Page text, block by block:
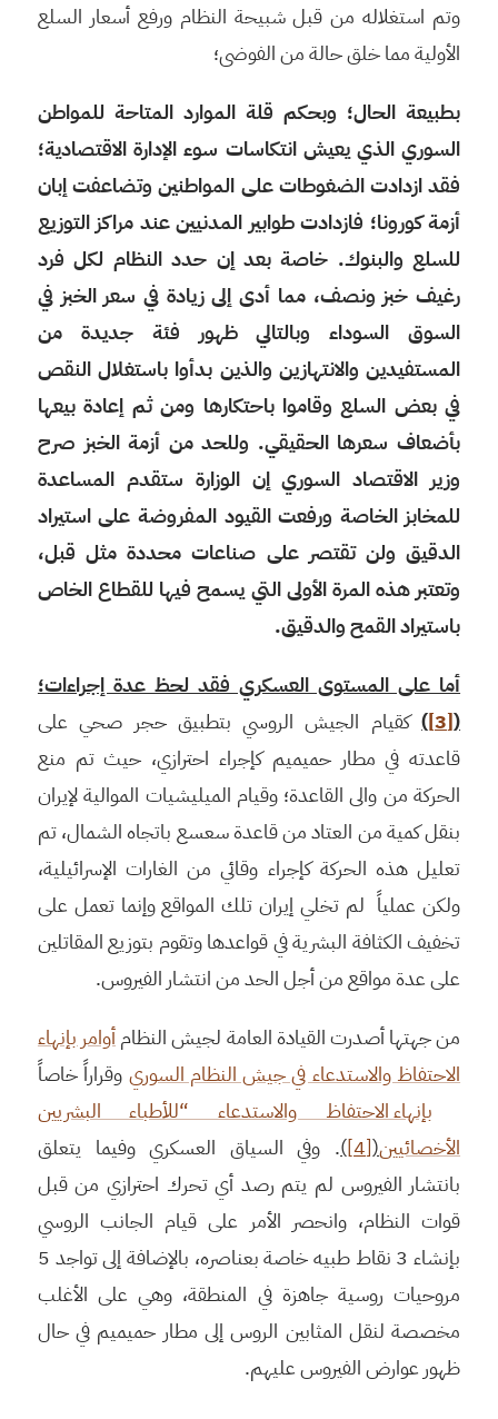
وتم استغلاله من قبل شبيحة النظام ورفع أسعار السلع
الأولية مما خلق حالة من الفوضى؛
بطبيعة الحال؛ وبحكم قلة الموارد المتاحة للمواطن
السوري الذي يعيش انتكاسات سوء الإدارة الاقتصادية؛
فقد ازدادت الضغوطات على المواطنين وتضاعفت إبان
أزمة كورونا؛ فازدادت طوابير المدنيين عند مراكز التوزيع
للسلع والبنوك. خاصة بعد إن حدد النظام لكل فرد
رغيف خبز ونصف، مما أدى إلى زيادة في سعر الخبز في
السوق السوداء وبالتالي ظهور فئة جديدة من
المستفيدين والانتهازين والذين بدأوا باستغلال النقص
في بعض السلع وقاموا باحتكارها ومن ثم إعادة بيعها
بأضعاف سعرها الحقيقي. وللحد من أزمة الخبز صرح
وزير الاقتصاد السوري إن الوزارة ستقدم المساعدة
للمخابز الخاصة ورفعت القيود المفروضة على استيراد
الدقيق ولن تقتصر على صناعات محددة مثل قبل،
وتعتبر هذه المرة الأولى التي يسمح فيها للقطاع الخاص
باستيراد القمح والدقيق.
أما على المستوى العسكري فقد لحظ عدة إجراءات؛
(
[3]
)كقيام الجيش الروسي بتطبيق حجر صحي على
قاعدته في مطار حميميم كإجراء احترازي، حيث تم منع
الحركة من والى القاعدة؛ وقيام الميليشيات الموالية لإيران
بنقل كمية من العتاد من قاعدة سعسع باتجاه الشمال، تم
تعليل هذه الحركة كإجراء وقائي من الغارات الإسرائيلية،
ولكن عملياً لم تخلي إيران تلك المواقع وإنما تعمل على
تخفيف الكثافة البشرية في قواعدها وتقوم بتوزيع المقاتلين
على عدة مواقع من أجل الحد من انتشار الفيروس.
من جهتها أصدرت القيادة العامة لجيش النظامأوامر بإنهاء
الاحتفاظ والاستدعاء في جيش النظام السوري وقراراً خاصاً
بإنهاء الاحتفاظ والاستدعاء “للأطباء البشريين
الأخصائيين(
[4]
). وفي السياق العسكري وفيما يتعلق
بانتشار الفيروس لم يتم رصد أي تحرك احترازي من قبل
قوات النظام، وانحصر الأمر على قيام الجانب الروسي
بإنشاء 3 نقاط طبيه خاصة بعناصره، بالإضافة إلى تواجد 5
مروحيات روسية جاهزة في المنطقة، وهي على الأغلب
مخصصة لنقل المثابين الروس إلى مطار حميميم في حال
ظهور عوارض الفيروس عليهم.